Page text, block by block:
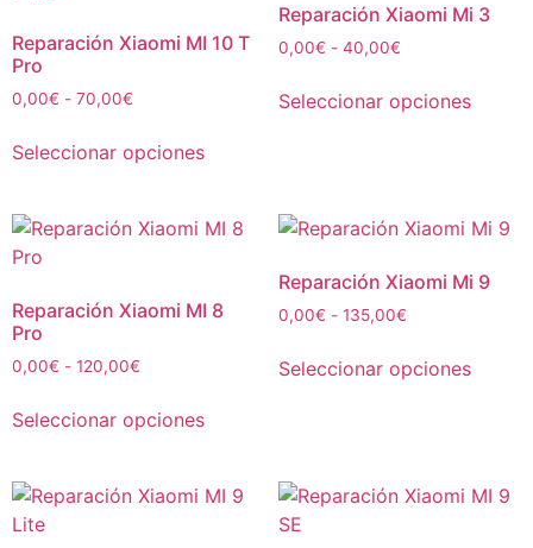
Reparación Xiaomi MI 10 T
Pro
0,00€ - 70,00€
Seleccionar opciones
Reparación Xiaomi Mi 3
0,00€ - 40,00€
Seleccionar opciones
Reparación Xiaomi MI 8
Pro
0,00€ - 120,00€
Seleccionar opciones
Reparación Xiaomi Mi 9
0,00€ - 135,00€
Seleccionar opciones